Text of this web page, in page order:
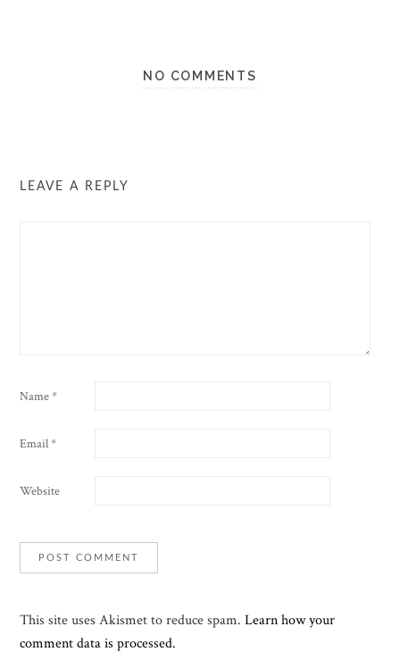
NO COMMENTS
LEAVE A REPLY
Name*
Email*
Website
This site uses Akismet to reduce spam.Learn how your
comment data is processed.